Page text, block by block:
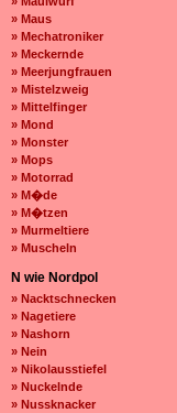
» Maus
» Mechatroniker
» Meckernde
» Meerjungfrauen
» Mistelzweig
» Mittelfinger
» Mond
» Monster
» Mops
» Motorrad
» M�de
» M�tzen
» Murmeltiere
» Muscheln
N wie Nordpol
» Nacktschnecken
» Nagetiere
» Nashorn
» Nein
» Nikolausstiefel
» Nuckelnde
» Nussknacker